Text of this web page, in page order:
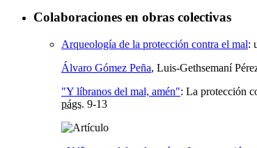
Colaboraciones en obras colectivas
Arqueología de la protección contra el mal:
Álvaro Gómez Peña, Luis-Gethsemaní
"Y líbranos del mal, amén": La protección
págs. 9-13